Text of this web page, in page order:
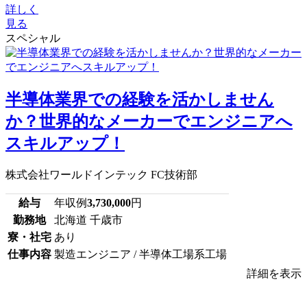
詳しく
見る
スペシャル
半導体業界での経験を活かしません
か？世界的なメーカーでエンジニアへ
スキルアップ！
株式会社ワールドインテック FC技術部
給与 年収例3,730,000円
勤務地
北海道 千歳市
寮・社宅 あり
仕事内容 製造エンジニア / 半導体工場系工場
詳細を表示